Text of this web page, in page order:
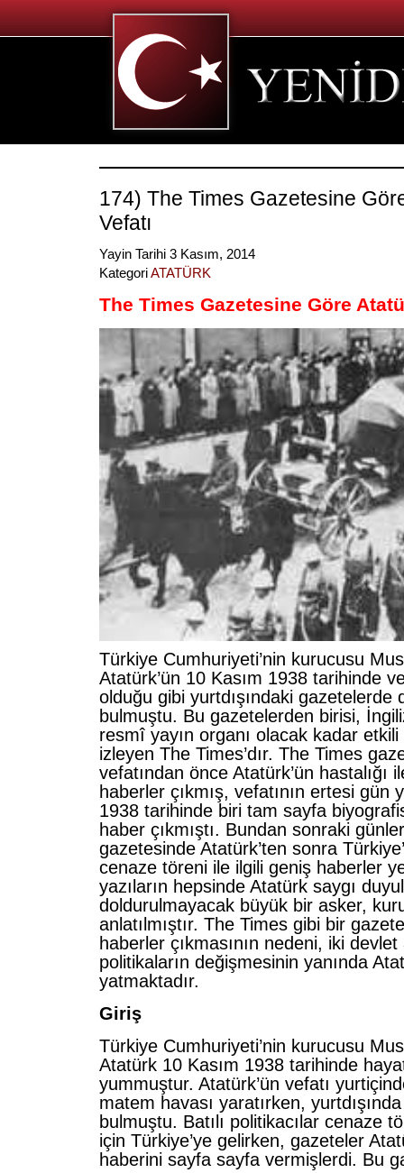
174) The Times Gazetesine
Vefatı
Yayin Tarihi 3 Kasım, 2014
KategoriATATÜRK
The Times Gazetesine Göre
Türkiye Cumhuriyeti’nin kurucusu
Atatürk’ün 10 Kasım 1938 tarihinde
olduğu gibi yurtdışındaki gazetelerde
bulmuştu. Bu gazetelerden birisi,
resmî yayın organı olacak kadar etkili
izleyen The Times’dır. The Times
vefatından önce Atatürk’ün hastalığı
haberler çıkmış, vefatının ertesi gün
1938 tarihinde biri tam sayfa
haber çıkmıştı. Bundan sonraki
gazetesinde Atatürk’ten sonra
cenaze töreni ile ilgili geniş haberler
yazıların hepsinde Atatürk saygı
doldurulmayacak büyük bir asker,
anlatılmıştır. The Times gibi bir
haberler çıkmasının nedeni, iki devlet
politikaların değişmesinin yanında
yatmaktadır.
Giriş
Türkiye Cumhuriyeti’nin kurucusu
Atatürk 10 Kasım 1938 tarihinde
yummuştur. Atatürk’ün vefatı
matem havası yaratırken,
bulmuştu. Batılı politikacılar cenaze
için Türkiye’ye gelirken, gazeteler
haberini sayfa sayfa vermişlerdi. Bu